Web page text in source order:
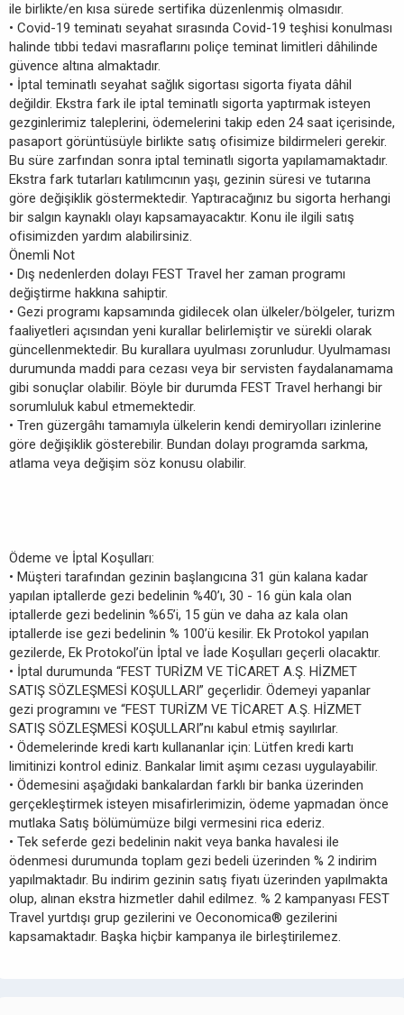
ile birlikte/en kısa sürede sertifika düzenlenmiş olmasıdır.
• Covid-19 teminatı seyahat sırasında Covid-19 teşhisi konulması
halinde tıbbi tedavi masraflarını poliçe teminat limitleri dâhilinde
güvence altına almaktadır.
• İptal teminatlı seyahat sağlık sigortası sigorta fiyata dâhil
değildir. Ekstra fark ile iptal teminatlı sigorta yaptırmak isteyen
gezginlerimiz taleplerini, ödemelerini takip eden 24 saat içerisinde,
pasaport görüntüsüyle birlikte satış ofisimize bildirmeleri gerekir.
Bu süre zarfından sonra iptal teminatlı sigorta yapılamamaktadır.
Ekstra fark tutarları katılımcının yaşı, gezinin süresi ve tutarına
göre değişiklik göstermektedir. Yaptıracağınız bu sigorta herhangi
bir salgın kaynaklı olayı kapsamayacaktır. Konu ile ilgili satış
ofisimizden yardım alabilirsiniz.
Önemli Not
• Dış nedenlerden dolayı FEST Travel her zaman programı
değiştirme hakkına sahiptir.
• Gezi programı kapsamında gidilecek olan ülkeler/bölgeler, turizm
faaliyetleri açısından yeni kurallar belirlemiştir ve sürekli olarak
güncellenmektedir. Bu kurallara uyulması zorunludur. Uyulmaması
durumunda maddi para cezası veya bir servisten faydalanamama
gibi sonuçlar olabilir. Böyle bir durumda FEST Travel herhangi bir
sorumluluk kabul etmemektedir.
• Tren güzergâhı tamamıyla ülkelerin kendi demiryolları izinlerine
göre değişiklik gösterebilir. Bundan dolayı programda sarkma,
atlama veya değişim söz konusu olabilir.
Ödeme ve İptal Koşulları:
• Müşteri tarafından gezinin başlangıcına 31 gün kalana kadar
yapılan iptallerde gezi bedelinin %40’ı, 30 - 16 gün kala olan
iptallerde gezi bedelinin %65’i, 15 gün ve daha az kala olan
iptallerde ise gezi bedelinin % 100’ü kesilir. Ek Protokol yapılan
gezilerde, Ek Protokol’ün İptal ve İade Koşulları geçerli olacaktır.
• İptal durumunda “FEST TURİZM VE TİCARET A.Ş. HİZMET
SATIŞ SÖZLEŞMESİ KOŞULLARI” geçerlidir. Ödemeyi yapanlar
gezi programını ve “FEST TURİZM VE TİCARET A.Ş. HİZMET
SATIŞ SÖZLEŞMESİ KOŞULLARI”nı kabul etmiş sayılırlar.
• Ödemelerinde kredi kartı kullananlar için: Lütfen kredi kartı
limitinizi kontrol ediniz. Bankalar limit aşımı cezası uygulayabilir.
• Ödemesini aşağıdaki bankalardan farklı bir banka üzerinden
gerçekleştirmek isteyen misafirlerimizin, ödeme yapmadan önce
mutlaka Satış bölümümüze bilgi vermesini rica ederiz.
• Tek seferde gezi bedelinin nakit veya banka havalesi ile
ödenmesi durumunda toplam gezi bedeli üzerinden % 2 indirim
yapılmaktadır. Bu indirim gezinin satış fiyatı üzerinden yapılmakta
olup, alınan ekstra hizmetler dahil edilmez. % 2 kampanyası FEST
Travel yurtdışı grup gezilerini ve Oeconomica® gezilerini
kapsamaktadır. Başka hiçbir kampanya ile birleştirilemez.